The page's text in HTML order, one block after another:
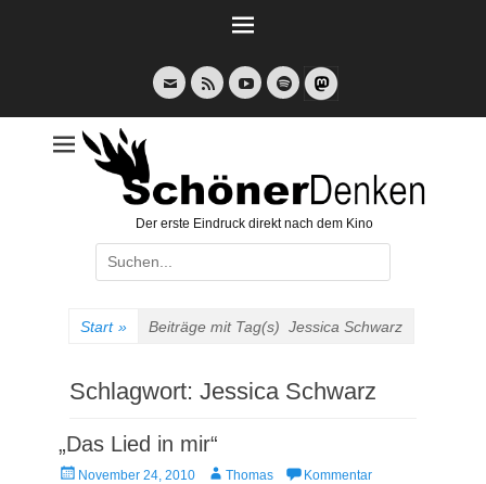
E-
Mail
Feed YouTubeSpotify
Der erste Eindruck direkt nach dem Kino
Suche
nach:
Start » Beiträge mit Tag(s) Jessica Schwarz
Schlagwort: Jessica Schwarz
„Das Lied in mir“
Veröffentlicht
November 24, 2010 AutorThomas
Kommentar